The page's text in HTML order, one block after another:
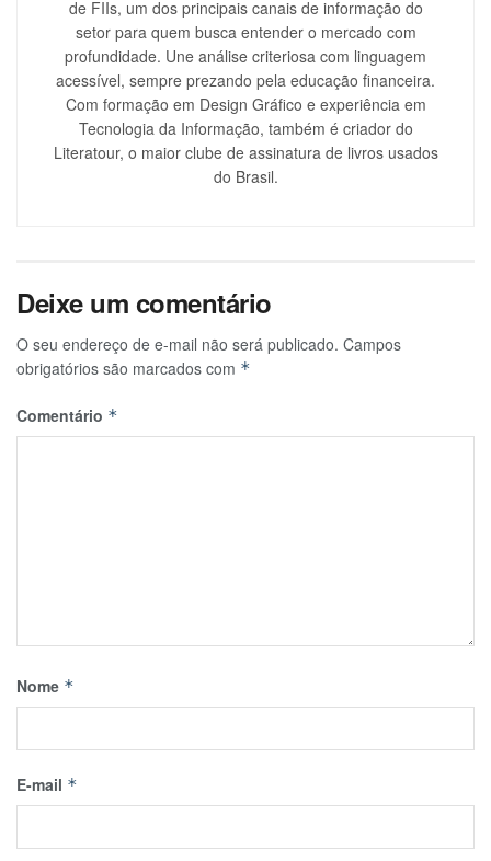
de FIIs, um dos principais canais de informação do
setor para quem busca entender o mercado com
profundidade. Une análise criteriosa com linguagem
acessível, sempre prezando pela educação financeira.
Com formação em Design Gráfico e experiência em
Tecnologia da Informação, também é criador do
Literatour, o maior clube de assinatura de livros usados
do Brasil.
Deixe um comentário
O seu endereço de e-mail não será publicado. Campos
obrigatórios são marcados com *
Comentário *
Nome *
E-mail *